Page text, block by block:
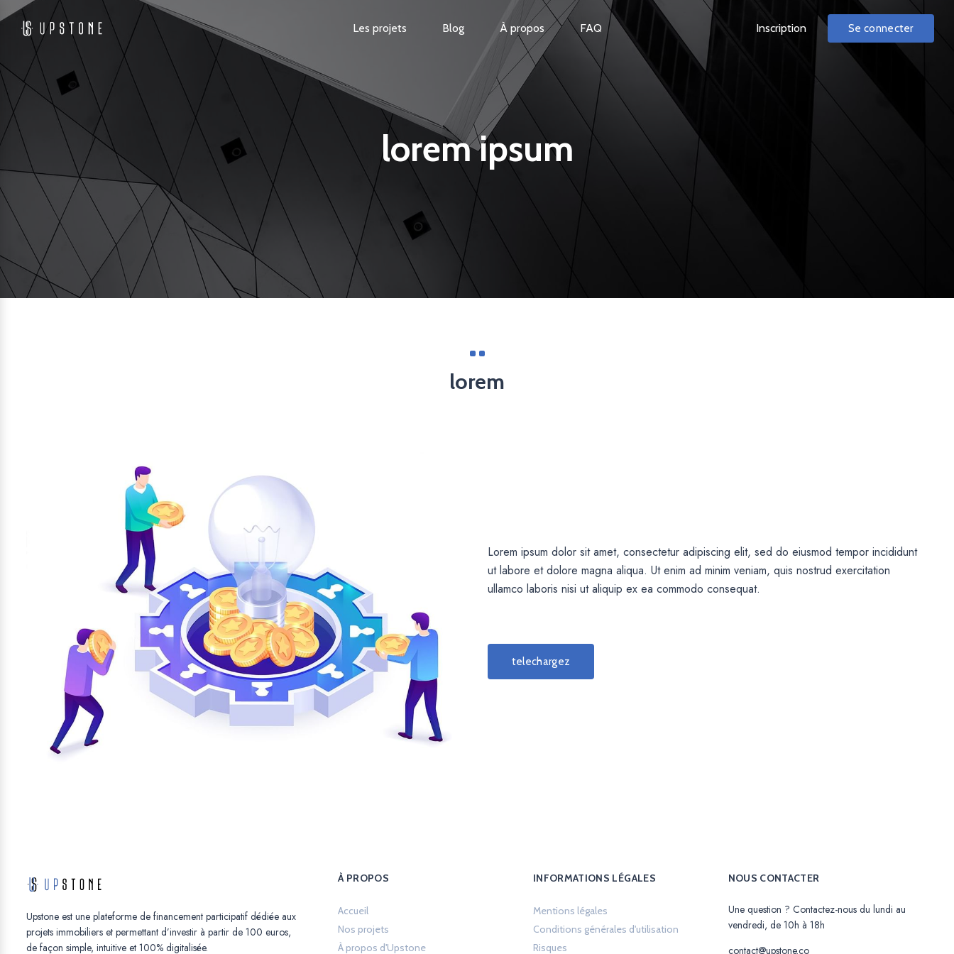
Les projets Blog À propos FAQ Inscription Se connecter
lorem ipsum
lorem
Lorem ipsum dolor sit amet, consectetur adipiscing elit, sed do eiusmod tempor incididunt
ut labore et dolore magna aliqua. Ut enim ad minim veniam, quis nostrud exercitation
ullamco laboris nisi ut aliquip ex ea commodo consequat.
telechargez
Upstone est une plateforme de financement participatif dédiée aux
projets immobiliers et permettant d’investir à partir de 100 euros,
de façon simple, intuitive et 100% digitalisée.
À PROPOS
Accueil
Nos projets
À propos d'Upstone
INFORMATIONS LÉGALES
Mentions légales
Conditions générales d'utilisation Opens in a new tab.
Risques
NOUS CONTACTER
Une question ? Contactez-nous du lundi au
vendredi, de 10h à 18h
contact@upstone.co